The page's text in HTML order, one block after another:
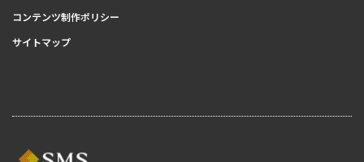
コンテンツ制作ポリシー
サイトマップ